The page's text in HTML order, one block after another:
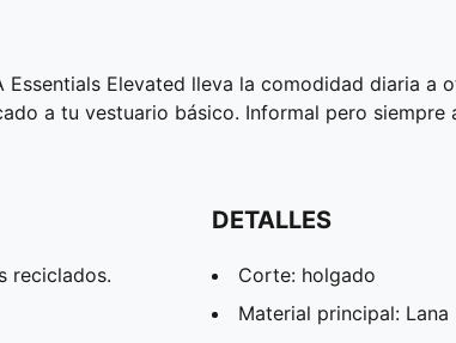
Elevated lleva la comodidad diaria
a tu vestuario básico. Informal pero
reciclados.
DETALLES
Corte: holgado
Material principal: Lana